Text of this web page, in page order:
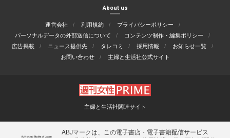
About us
運営会社 利用規約
プライバシーポリシー
パーソナルデータの外部送信について
コンテンツ制作・編集ポリシー
広告掲載
ニュース提供先 タレコミ 採用情報
お知らせ一覧
お問い合わせ
主婦と生活社公式サイト
主婦と生活社関連サイト
ABJマークは、この電子書店・電子書籍配信サービス